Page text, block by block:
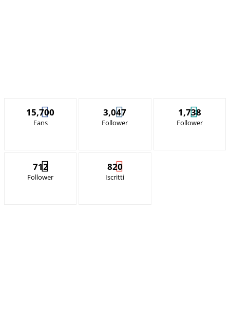
15,700
Fans
3,047
Follower
1,738
Follower
712
Follower
820
Iscritti